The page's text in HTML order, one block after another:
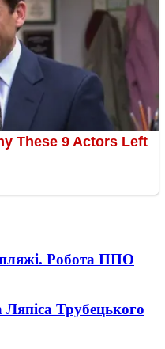
Робота ППО
Ляпіса Трубецького